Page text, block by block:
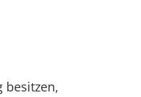
besitzen,